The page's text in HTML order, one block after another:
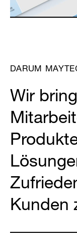
DARUM
Wir
Kunden